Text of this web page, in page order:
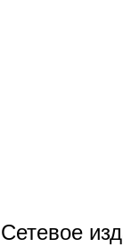
Сетевое